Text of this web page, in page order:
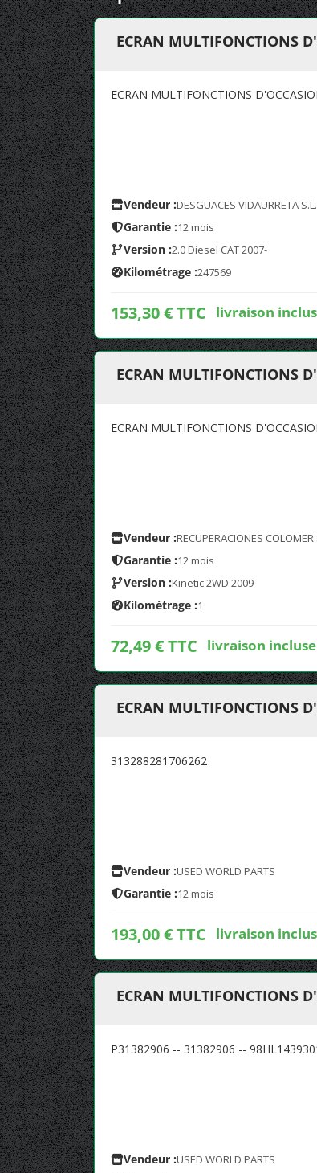
ECRAN MULTIFONCTIONS
ECRAN MULTIFONCTIONS
Vendeur :DESGUACES VIDAURRETA S.L.
Garantie :12 mois
Version :2.0 Diesel CAT 2007-
Kilométrage :247569
153,30 € TTC livraison
ECRAN MULTIFONCTIONS
ECRAN MULTIFONCTIONS
Vendeur :RECUPERACIONES COLOMER
Garantie :12 mois
Version :Kinetic 2WD 2009-
Kilométrage :1
72,49 € TTC livraison incluse
ECRAN MULTIFONCTIONS
313288281706262
Vendeur :USED WORLD PARTS
Garantie :12 mois
193,00 € TTC livraison
ECRAN MULTIFONCTIONS
P31382906 -- 31382906 --
Vendeur :USED WORLD PARTS